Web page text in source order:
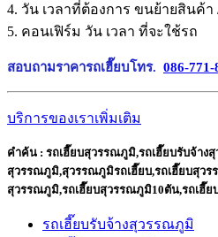
4. วัน เวลาที่ต้องการ ขนย้ายสินค้า
5. คอนเฟิร์ม วัน เวลา ที่จะใช้รถ
สอบถามราคารถเฮี๊ยบโทร. 086-771-
บริการของเราเพิ่มเติม
คำค้น : รถเฮี๊ยบสุวรรณภูมิ,รถเฮี๊ยบรับจ้าง
สุวรรณภูมิ,สุวรรณภูมิรถเฮี๊ยบ,รถเฮี๊ยบสุวร
สุวรรณภูมิ,รถเฮี๊ยบสุวรรณภูมิ10ตัน,รถเฮี๊
รถเฮี๊ยบรับจ้างสุวรรณภูมิ